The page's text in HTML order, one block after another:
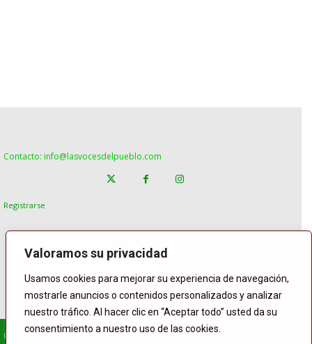
Valoramos su privacidad
Usamos cookies para mejorar su experiencia de navegación,
mostrarle anuncios o contenidos personalizados y analizar
nuestro tráfico. Al hacer clic en “Aceptar todo” usted da su
consentimiento a nuestro uso de las cookies.
Contacto: info@lasvocesdelpueblo.com
Registrarse
© Copyright Lasvocesdelpueblo